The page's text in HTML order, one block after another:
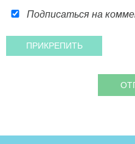
Подписаться на